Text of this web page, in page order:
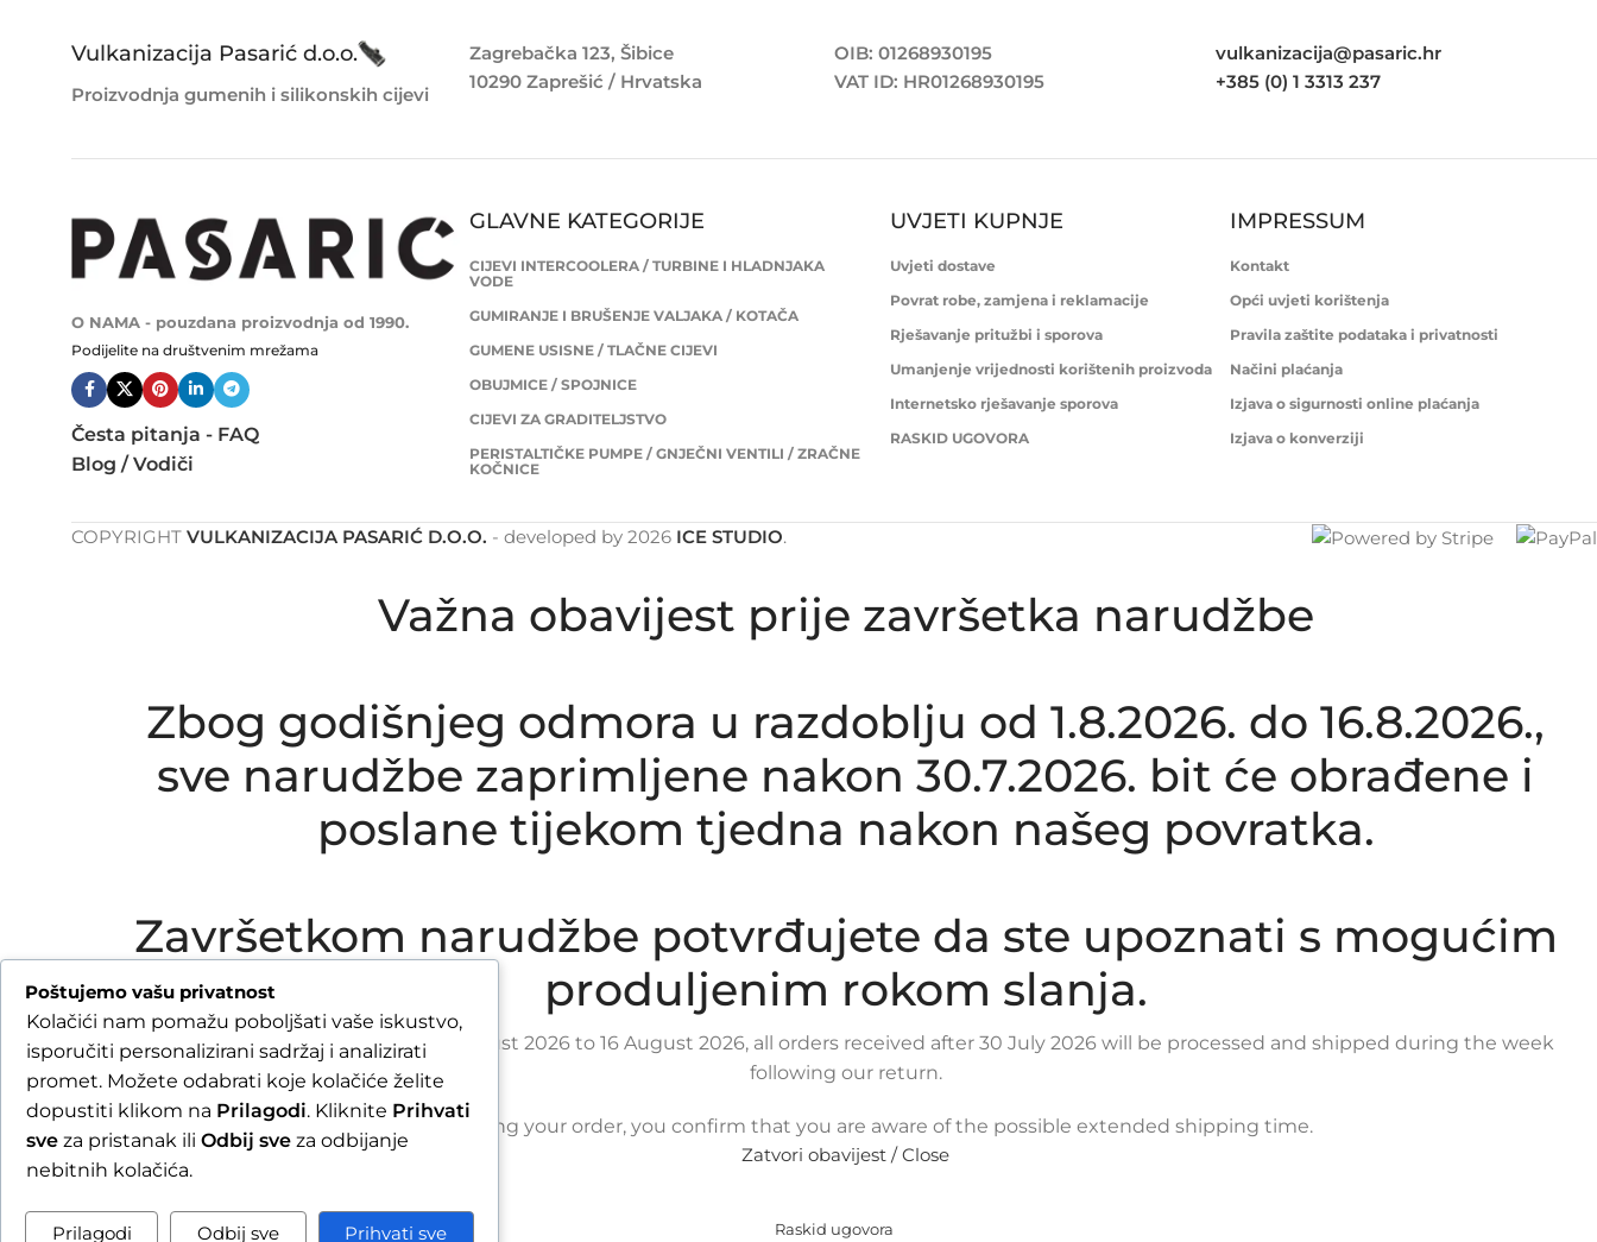
Vulkanizacija Pasarić d.o.o.
Proizvodnja gumenih i silikonskih cijevi
Zagrebačka 123, Šibice
10290 Zaprešić / Hrvatska
OIB: 01268930195
VAT ID: HR01268930195
vulkanizacija@pasaric.hr
+385 (0) 1 3313 237
O NAMA - pouzdana proizvodnja od 1990.
Podijelite na društvenim mrežama
Česta pitanja - FAQ
Blog / Vodiči
GLAVNE KATEGORIJE
CIJEVI INTERCOOLERA / TURBINE I HLADNJAKA
VODE
GUMIRANJE I BRUŠENJE VALJAKA / KOTAČA
GUMENE USISNE / TLAČNE CIJEVI
OBUJMICE / SPOJNICE
CIJEVI ZA GRADITELJSTVO
PERISTALTIČKE PUMPE / GNJEČNI VENTILI / ZRAČNE
KOČNICE
UVJETI KUPNJE
Uvjeti dostave
Povrat robe, zamjena i reklamacije
Rješavanje pritužbi i sporova
Umanjenje vrijednosti korištenih proizvoda
Internetsko rješavanje sporova
RASKID UGOVORA
IMPRESSUM
Kontakt
Opći uvjeti korištenja
Pravila zaštite podataka i privatnosti
Načini plaćanja
Izjava o sigurnosti online plaćanja
Izjava o konverziji
COPYRIGHT VULKANIZACIJA PASARIĆ D.O.O. - developed by 2026 ICE STUDIO.
Važna obavijest prije završetka narudžbe
Zbog godišnjeg odmora u razdoblju od 1.8.2026. do 16.8.2026.,
sve narudžbe zaprimljene nakon 30.7.2026. bit će obrađene i
poslane tijekom tjedna nakon našeg povratka.
Završetkom narudžbe potvrđujete da ste upoznati s mogućim
produljenim rokom slanja.
Due to our annual holiday from 1 August 2026 to 16 August 2026, all orders received after 30 July 2026 will be processed and shipped during the week
following our return.
By completing your order, you confirm that you are aware of the possible extended shipping time.
Zatvori obavijest / Close
Poštujemo vašu privatnost
Kolačići nam pomažu poboljšati vaše iskustvo,
isporučiti personalizirani sadržaj i analizirati
promet. Možete odabrati koje kolačiće želite
dopustiti klikom na Prilagodi. Kliknite Prihvati
sve za pristanak ili Odbij sve za odbijanje
nebitnih kolačića.
Prilagodi Odbij sve Prihvati sve Raskid ugovora